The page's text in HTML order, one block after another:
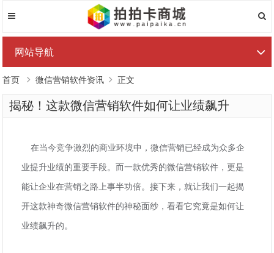
网站导航
首页 微信营销软件资讯 正文
揭秘！这款微信营销软件如何让业绩飙升
在当今竞争激烈的商业环境中，微信营销已经成为众多企
业提升业绩的重要手段。而一款优秀的微信营销软件，更是
能让企业在营销之路上事半功倍。接下来，就让我们一起揭
开这款神奇微信营销软件的神秘面纱，看看它究竟是如何让
业绩飙升的。